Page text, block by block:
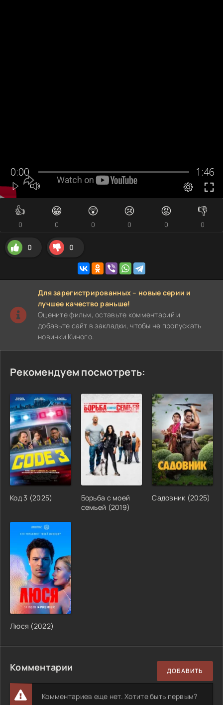
👍
0
😁
0
😲
0
😢
0
😡
0
👎
0
0 0
Для зарегистрированных – новые серии и
лучшее качество раньше!
Оцените фильм, оставьте комментарий и
добавьте сайт в закладки, чтобы не пропускать
новинки Киного.
Рекомендуем посмотреть:
Код 3 (2025)
Борьба с моей
семьей (2019)
Садовник (2025)
Люся (2022)
Комментарии ДОБАВИТЬ
Комментариев еще нет. Хотите быть первым?